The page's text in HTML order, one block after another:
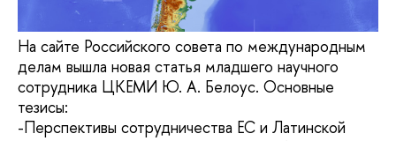
На сайте Российского совета по международным
делам вышла новая статья младшего научного
сотрудника ЦКЕМИ Ю. А. Белоус. Основные
тезисы:
-Перспективы сотрудничества ЕС и Латинской